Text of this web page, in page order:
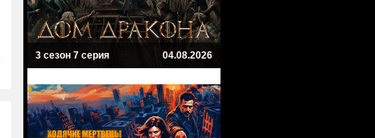
3 сезон 7 серия 04.08.2026